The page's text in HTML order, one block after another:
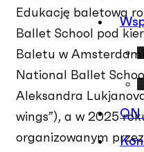
ON
Edukację baletową
Ballet School pod
Baletu w
National Ballet
Aleksandra
wings”), a w 2025
organizowanym